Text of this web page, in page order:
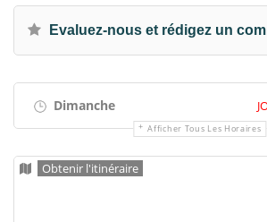
Evaluez-nous et rédigez un
Dimanche
Afficher Tous Les Horaires
Obtenir l'itinéraire